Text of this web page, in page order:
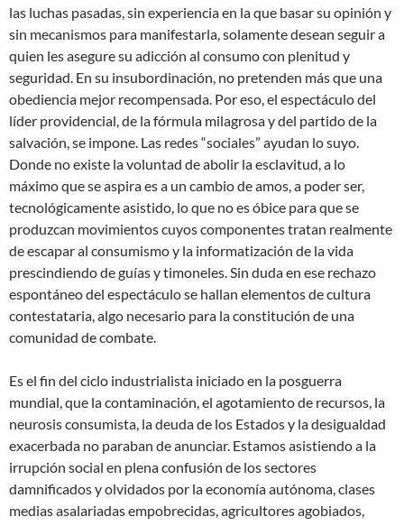
las luchas pasadas, sin experiencia en la que basar su opinión y
sin mecanismos para manifestarla, solamente desean seguir a
quien les asegure su adicción al consumo con plenitud y
seguridad. En su insubordinación, no pretenden más que una
obediencia mejor recompensada. Por eso, el espectáculo del
líder providencial, de la fórmula milagrosa y del partido de la
salvación, se impone. Las redes “sociales” ayudan lo suyo.
Donde no existe la voluntad de abolir la esclavitud, a lo
máximo que se aspira es a un cambio de amos, a poder ser,
tecnológicamente asistido, lo que no es óbice para que se
produzcan movimientos cuyos componentes tratan realmente
de escapar al consumismo y la informatización de la vida
prescindiendo de guías y timoneles. Sin duda en ese rechazo
espontáneo del espectáculo se hallan elementos de cultura
contestataria, algo necesario para la constitución de una
comunidad de combate.
Es el fin del ciclo industrialista iniciado en la posguerra
mundial, que la contaminación, el agotamiento de recursos, la
neurosis consumista, la deuda de los Estados y la desigualdad
exacerbada no paraban de anunciar. Estamos asistiendo a la
irrupción social en plena confusión de los sectores
damnificados y olvidados por la economía autónoma, clases
medias asalariadas empobrecidas, agricultores agobiados,